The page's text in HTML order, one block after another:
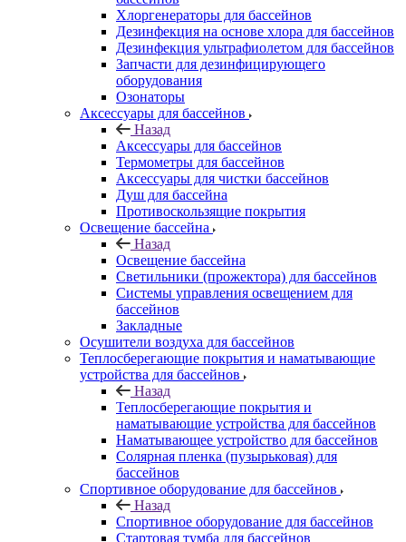
Хлоргенераторы для бассейнов
Дезинфекция на основе хлора для бассейнов
Дезинфекция ультрафиолетом для бассейнов
Запчасти для дезинфицирующего
оборудования
Озонаторы
Аксессуары для бассейнов
Назад
Аксессуары для бассейнов
Термометры для бассейнов
Аксессуары для чистки бассейнов
Душ для бассейна
Противоскользящие покрытия
Освещение бассейна
Назад
Освещение бассейна
Светильники (прожектора) для бассейнов
Системы управления освещением для
бассейнов
Закладные
Осушители воздуха для бассейнов
Теплосберегающие покрытия и наматывающие
устройства для бассейнов
Назад
Теплосберегающие покрытия и
наматывающие устройства для бассейнов
Наматывающее устройство для бассейнов
Солярная пленка (пузырьковая) для
бассейнов
Спортивное оборудование для бассейнов
Назад
Спортивное оборудование для бассейнов
Стартовая тумба для бассейнов